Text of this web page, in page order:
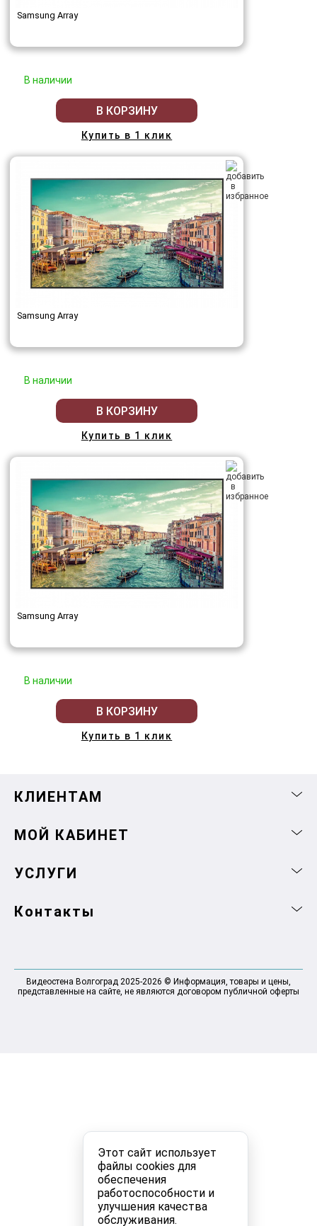
Этот сайт использует
файлы cookies для
обеспечения
работоспособности и
улучшения качества
обслуживания.
Samsung Array
В наличии
В КОРЗИНУ
Купить в 1 клик
Samsung Array
В наличии
В КОРЗИНУ
Купить в 1 клик
Samsung Array
В наличии
В КОРЗИНУ
Купить в 1 клик
КЛИЕНТАМ
МОЙ КАБИНЕТ
УСЛУГИ
Контакты
Видеостена Волгоград 2025-2026 © Информация, товары и цены,
представленные на сайте, не являются договором публичной оферты